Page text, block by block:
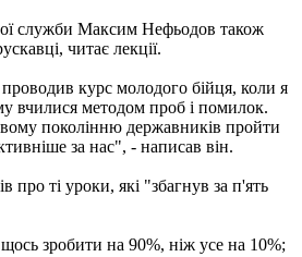
служби Максим Нефьодов також
читає лекції.
курс молодого бійця, коли я
вчилися методом проб і помилок.
поколінню державників пройти
за нас", - написав він.
про ті уроки, які "збагнув за п'ять
зробити на 90%, ніж усе на 10%;